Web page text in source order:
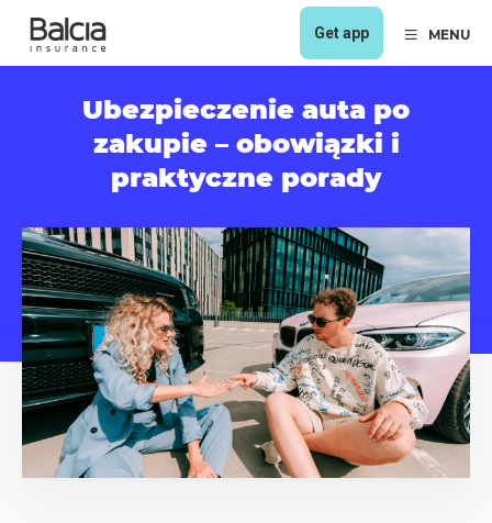
Get app MENU
Ubezpieczenie auta po
zakupie – obowiązki i
praktyczne porady